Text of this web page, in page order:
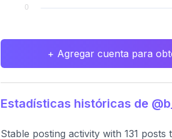
+ Agregar cuenta para
Estadísticas históricas de
Stable posting activity with 131